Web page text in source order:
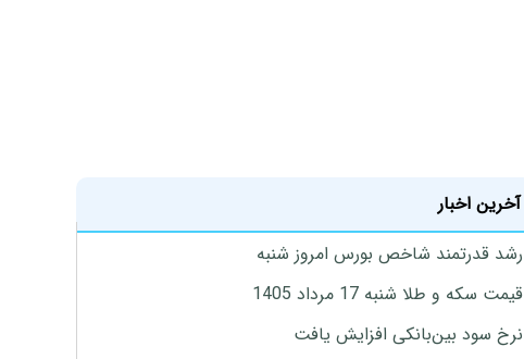
آخرین اخبار
رشد قدرتمند شاخص بورس امروز شنبه
قیمت سکه و طلا شنبه 17 مرداد 1405
نرخ سود بین‌بانکی افزایش یافت